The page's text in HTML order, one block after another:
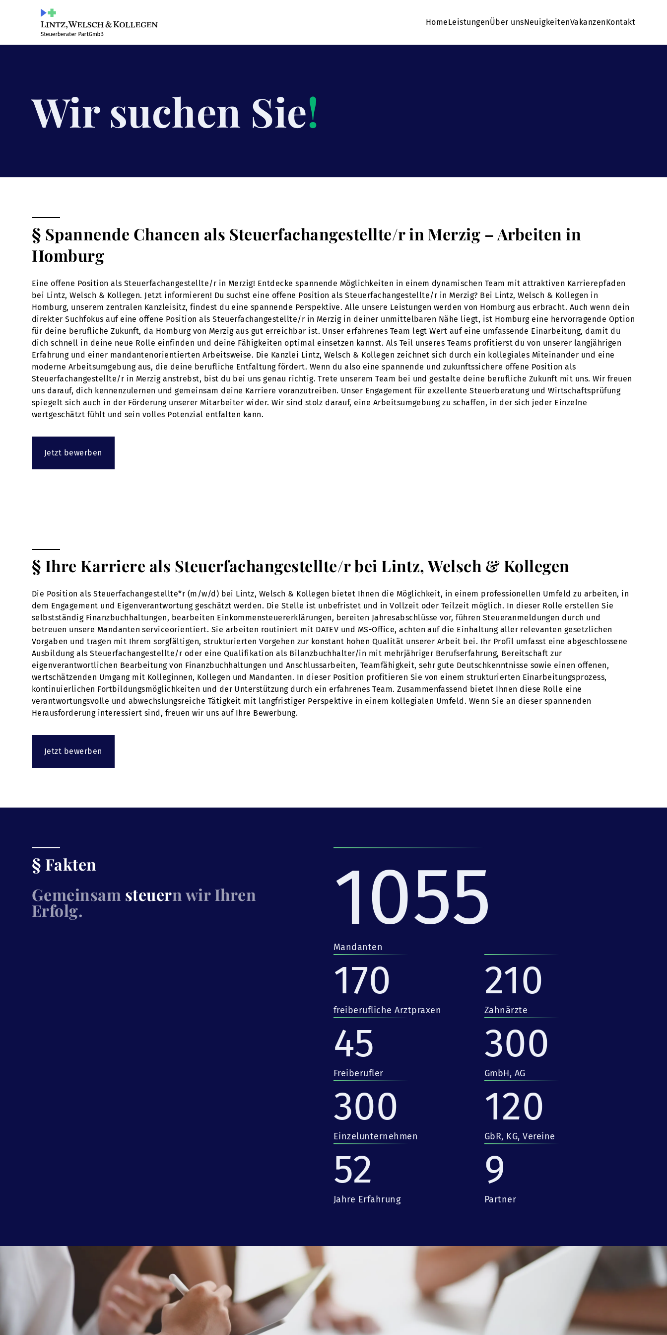
HomeLeistungenÜber unsNeuigkeitenVakanzenKontakt
Wir suchen Sie!
§ Spannende Chancen als Steuerfachangestellte/r in Merzig – Arbeiten in
Homburg
Eine offene Position als Steuerfachangestellte/r in Merzig! Entdecke spannende Möglichkeiten in einem dynamischen Team mit attraktiven Karrierepfaden
bei Lintz, Welsch & Kollegen. Jetzt informieren! Du suchst eine offene Position als Steuerfachangestellte/r in Merzig? Bei Lintz, Welsch & Kollegen in
Homburg, unserem zentralen Kanzleisitz, findest du eine spannende Perspektive. Alle unsere Leistungen werden von Homburg aus erbracht. Auch wenn dein
direkter Suchfokus auf eine offene Position als Steuerfachangestellte/r in Merzig in deiner unmittelbaren Nähe liegt, ist Homburg eine hervorragende Option
für deine berufliche Zukunft, da Homburg von Merzig aus gut erreichbar ist. Unser erfahrenes Team legt Wert auf eine umfassende Einarbeitung, damit du
dich schnell in deine neue Rolle einfinden und deine Fähigkeiten optimal einsetzen kannst. Als Teil unseres Teams profitierst du von unserer langjährigen
Erfahrung und einer mandantenorientierten Arbeitsweise. Die Kanzlei Lintz, Welsch & Kollegen zeichnet sich durch ein kollegiales Miteinander und eine
moderne Arbeitsumgebung aus, die deine berufliche Entfaltung fördert. Wenn du also eine spannende und zukunftssichere offene Position als
Steuerfachangestellte/r in Merzig anstrebst, bist du bei uns genau richtig. Trete unserem Team bei und gestalte deine berufliche Zukunft mit uns. Wir freuen
uns darauf, dich kennenzulernen und gemeinsam deine Karriere voranzutreiben. Unser Engagement für exzellente Steuerberatung und Wirtschaftsprüfung
spiegelt sich auch in der Förderung unserer Mitarbeiter wider. Wir sind stolz darauf, eine Arbeitsumgebung zu schaffen, in der sich jeder Einzelne
wertgeschätzt fühlt und sein volles Potenzial entfalten kann.
Jetzt bewerben
§ Ihre Karriere als Steuerfachangestellte/r bei Lintz, Welsch & Kollegen
Die Position als Steuerfachangestellte*r (m/w/d) bei Lintz, Welsch & Kollegen bietet Ihnen die Möglichkeit, in einem professionellen Umfeld zu arbeiten, in
dem Engagement und Eigenverantwortung geschätzt werden. Die Stelle ist unbefristet und in Vollzeit oder Teilzeit möglich. In dieser Rolle erstellen Sie
selbstständig Finanzbuchhaltungen, bearbeiten Einkommensteuererklärungen, bereiten Jahresabschlüsse vor, führen Steueranmeldungen durch und
betreuen unsere Mandanten serviceorientiert. Sie arbeiten routiniert mit DATEV und MS-Office, achten auf die Einhaltung aller relevanten gesetzlichen
Vorgaben und tragen mit Ihrem sorgfältigen, strukturierten Vorgehen zur konstant hohen Qualität unserer Arbeit bei. Ihr Profil umfasst eine abgeschlossene
Ausbildung als Steuerfachangestellte/r oder eine Qualifikation als Bilanzbuchhalter/in mit mehrjähriger Berufserfahrung, Bereitschaft zur
eigenverantwortlichen Bearbeitung von Finanzbuchhaltungen und Anschlussarbeiten, Teamfähigkeit, sehr gute Deutschkenntnisse sowie einen offenen,
wertschätzenden Umgang mit Kolleginnen, Kollegen und Mandanten. In dieser Position profitieren Sie von einem strukturierten Einarbeitungsprozess,
kontinuierlichen Fortbildungsmöglichkeiten und der Unterstützung durch ein erfahrenes Team. Zusammenfassend bietet Ihnen diese Rolle eine
verantwortungsvolle und abwechslungsreiche Tätigkeit mit langfristiger Perspektive in einem kollegialen Umfeld. Wenn Sie an dieser spannenden
Herausforderung interessiert sind, freuen wir uns auf Ihre Bewerbung.
Jetzt bewerben
§ Fakten
Gemeinsam steuern wir Ihren
Erfolg. 1055
Mandanten
170
freiberufliche Arztpraxen
210
Zahnärzte
45
Freiberufler
300
GmbH, AG
300
Einzelunternehmen
120
GbR, KG, Vereine
52
Jahre Erfahrung
9
Partner